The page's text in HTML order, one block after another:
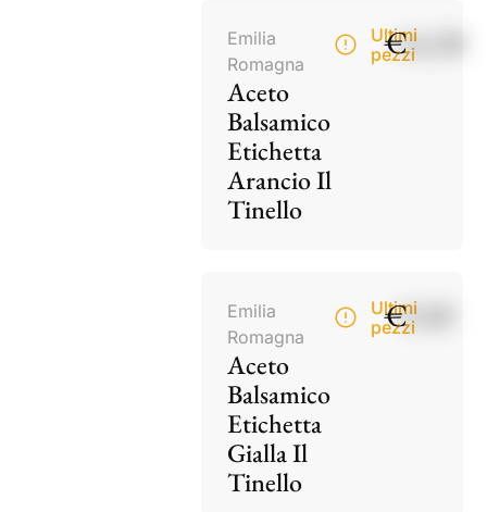
Emilia
Romagna
Aceto
Balsamico
Etichetta
Arancio Il
Tinello
Ultimi
pezzi
€14,50
Emilia
Romagna
Aceto
Balsamico
Etichetta
Gialla Il
Tinello
Ultimi
pezzi
€9,50